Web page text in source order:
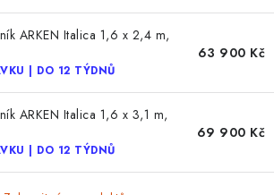
ARKEN Italica 1,6 x 2,4 m,
| DO 12 TÝDNŮ
63 900 Kč
ARKEN Italica 1,6 x 3,1 m,
| DO 12 TÝDNŮ
69 900 Kč